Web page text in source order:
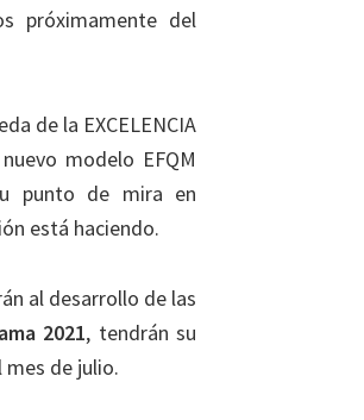
próximamente del
de la EXCELENCIA
modelo EFQM
punto de mira en
está haciendo.
al desarrollo de las
2021, tendrán su
de julio.